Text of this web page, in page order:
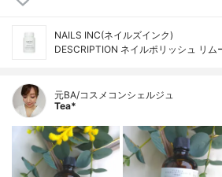
NAILS INC(ネイルズインク)
DESCRIPTION ネイルポリッシュ リム
元BA/コスメコンシェルジュ
Tea*